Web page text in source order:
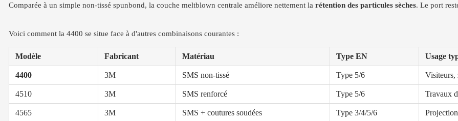
Comparée à un simple non-tissé spunbond, la couche meltblown centrale améliore nettement la rétention des particules sèches. Le port
Voici comment la 4400 se situe face à d'autres combinaisons courantes :
Modèle Fabricant Matériau Type EN Usage
4400 3M SMS non-tissé Type 5/6 Visiteurs,
4510 3M SMS renforcé Type 5/6 Travaux
4565 3M SMS + coutures soudées Type 3/4/5/6